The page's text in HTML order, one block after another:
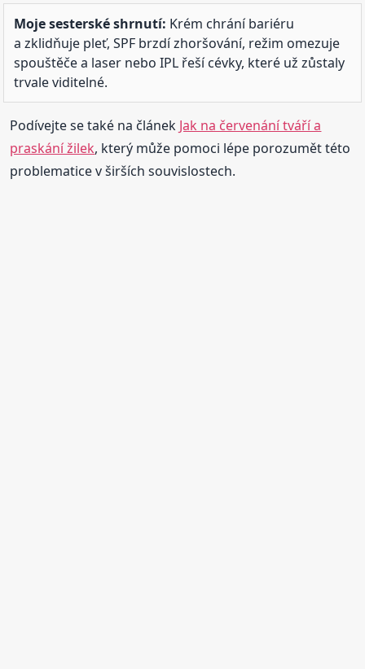
Moje sesterské shrnutí: Krém chrání bariéru
a zklidňuje pleť, SPF brzdí zhoršování, režim omezuje
spouštěče a laser nebo IPL řeší cévky, které už zůstaly
trvale viditelné.
Podívejte se také na článek Jak na červenání tváří a
praskání žilek, který může pomoci lépe porozumět této
problematice v širších souvislostech.